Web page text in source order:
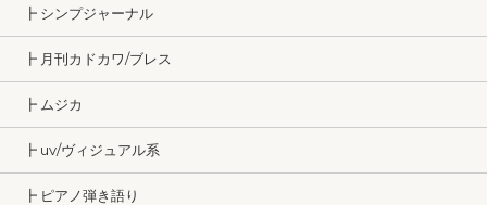
┣ シンプジャーナル
┣ 月刊カドカワ/ブレス
┣ ムジカ
┣ uv/ヴィジュアル系
┣ ピアノ弾き語り